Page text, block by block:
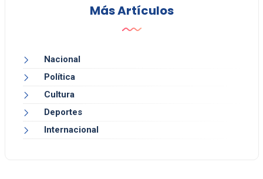
Más Artículos
Nacional
Política
Cultura
Deportes
Internacional